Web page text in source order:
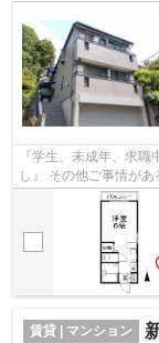
『学生、未成年、求
し』 その他ご事情が
スタッフが対応致しま
賃貸 | マンション